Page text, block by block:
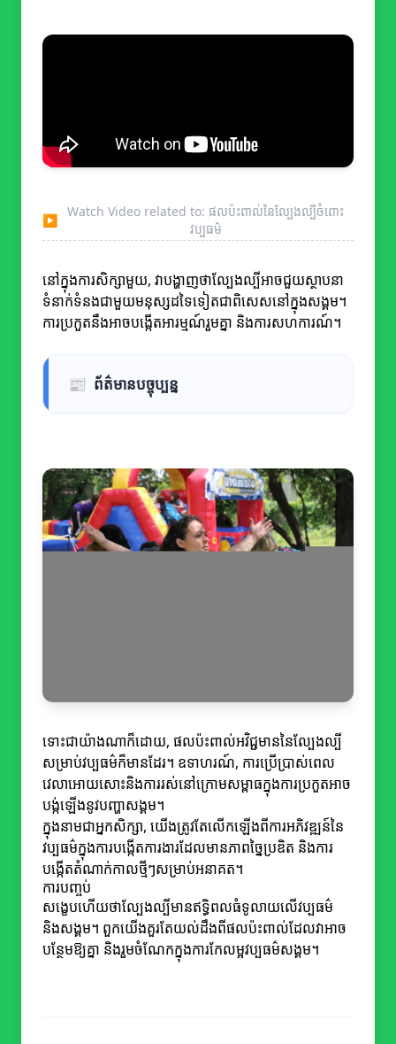
▶
Watch Video related to: ផលប៉ះពាល់នៃល្បែងល្បីចំពោះ
វប្បធម៌
នៅក្នុងការសិក្សាមួយ, វាបង្ហាញថាល្បែងល្បីអាចជួយស្ថាបនា
ទំនាក់ទំនងជាមួយមនុស្សដទៃទៀតជាពិសេសនៅក្នុងសង្គម។
ការប្រកួតនឹងអាចបង្កើតអារម្មណ៍រួមគ្នា និងការសហការណ៍។
📰 ព័ត៌មានបច្ចុប្បន្ន
ទោះជាយ៉ាងណាក៏ដោយ, ផលប៉ះពាល់អវិជ្ជមាននៃល្បែងល្បី
សម្រាប់វប្បធម៌ក៏មានដែរ។ ឧទាហរណ៍, ការប្រើប្រាស់ពេល
វេលាអោយសោះនិងការរស់នៅក្រោមសម្ពាធក្នុងការប្រកួតអាច
បង្ក់ឡើងនូវបញ្ហាសង្គម។
ក្នុងនាមជាអ្នកសិក្សា, យើងត្រូវតែលើកឡើងពីការអភិវឌ្ឍន៍នៃ
វប្បធម៌ក្នុងការបង្កើតការងារដែលមានភាពច្នៃប្រឌិត និងការ
បង្កើតតំណាក់កាលថ្មីៗសម្រាប់អនាគត។
ការបញ្ចប់
សង្ខេបហើយថាល្បែងល្បីមានឥទ្ធិពលធំទូលាយលើវប្បធម៌
និងសង្គម។ ពួកយើងគួរតែយល់ដឹងពីផលប៉ះពាល់ដែលវាអាច
បន្ថែមឱ្យគ្នា និងរួមចំណែកក្នុងការកែលម្អវប្បធម៌សង្គម។